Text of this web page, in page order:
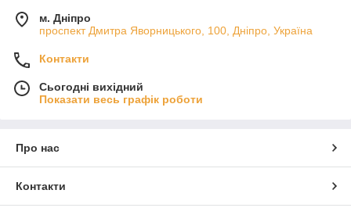
м. Дніпро
проспект Дмитра Яворницького, 100, Дніпро, Україна
Контакти
Сьогодні вихідний
Показати весь графік роботи
Про нас
Контакти